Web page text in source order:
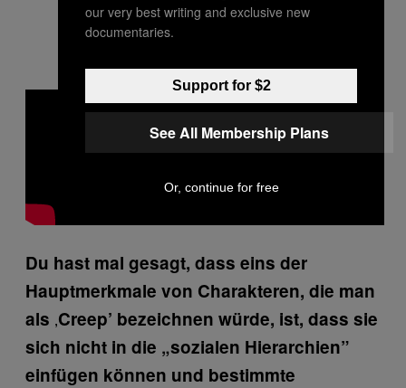
Du hast mal gesagt, dass eins der
Hauptmerkmale von Charakteren, die man
als ‚Creep’ bezeichnen würde, ist, dass sie
sich nicht in die „sozialen Hierarchien”
einfügen können und bestimmte
our very best writing and exclusive new
documentaries.
Support for $2
See All Membership Plans
Or, continue for free